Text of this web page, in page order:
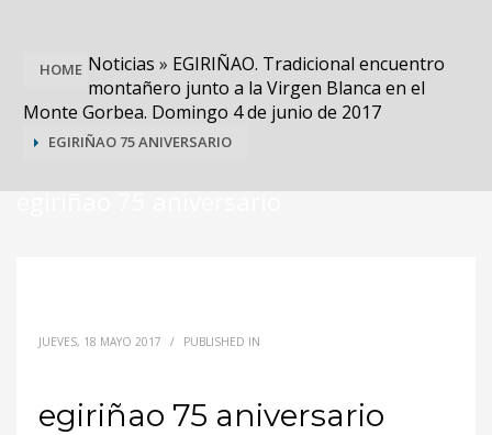
HOME Noticias » EGIRIÑAO. Tradicional encuentro
montañero junto a la Virgen Blanca en el
Monte Gorbea. Domingo 4 de junio de 2017
EGIRIÑAO 75 ANIVERSARIO
egiriñao 75 aniversario
JUEVES, 18 MAYO 2017 / PUBLISHED IN
egiriñao 75 aniversario